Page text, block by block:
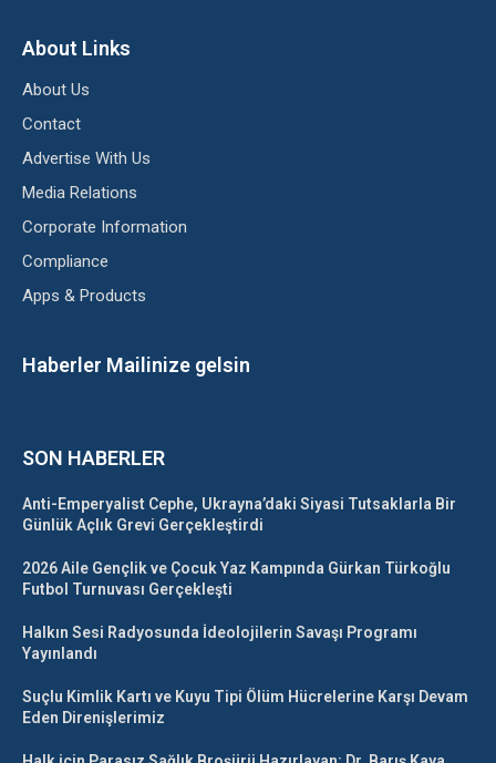
About Links
About Us
Contact
Advertise With Us
Media Relations
Corporate Information
Compliance
Apps & Products
Haberler Mailinize gelsin
SON HABERLER
Anti-Emperyalist Cephe, Ukrayna’daki Siyasi Tutsaklarla Bir
Günlük Açlık Grevi Gerçekleştirdi
2026 Aile Gençlik ve Çocuk Yaz Kampında Gürkan Türkoğlu
Futbol Turnuvası Gerçekleşti
Halkın Sesi Radyosunda İdeolojilerin Savaşı Programı
Yayınlandı
Suçlu Kimlik Kartı ve Kuyu Tipi Ölüm Hücrelerine Karşı Devam
Eden Direnişlerimiz